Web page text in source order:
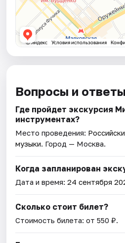
Вопросы и ответы
Где пройдет экскурсия
инструментах?
Место проведения:
музыки. Город — Москва.
Когда запланирован
Дата и время:24 сентября
Сколько стоит билет?
Стоимость билета: от 550 ₽.